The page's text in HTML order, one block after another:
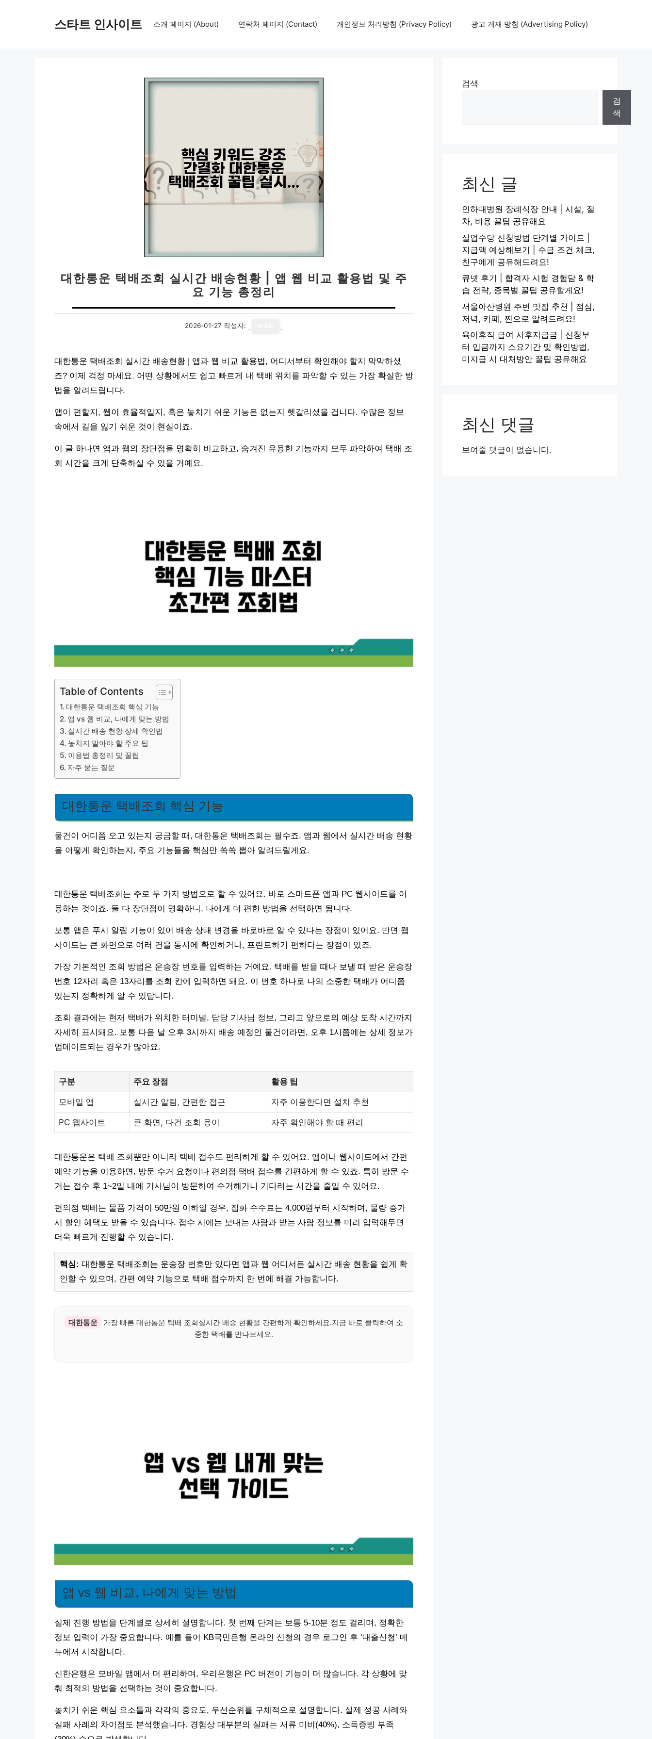
스타트 인사이트 소개 페이지 (About) 연락처 페이지 (Contact) 개인정보 처리방침 (Privacy Policy) 광고 게재 방침 (Advertising Policy)
대한통운 택배조회 실시간 배송현황 | 앱 웹 비교 활용법 및 주
요 기능 총정리
2026-01-27 작성자:
대한통운 택배조회 실시간 배송현황 | 앱과 웹 비교 활용법, 어디서부터 확인해야 할지 막막하셨
죠? 이제 걱정 마세요. 어떤 상황에서도 쉽고 빠르게 내 택배 위치를 파악할 수 있는 가장 확실한 방
법을 알려드립니다.
앱이 편할지, 웹이 효율적일지, 혹은 놓치기 쉬운 기능은 없는지 헷갈리셨을 겁니다. 수많은 정보
속에서 길을 잃기 쉬운 것이 현실이죠.
이 글 하나면 앱과 웹의 장단점을 명확히 비교하고, 숨겨진 유용한 기능까지 모두 파악하여 택배 조
회 시간을 크게 단축하실 수 있을 거예요.
Table of Contents
대한통운 택배조회 핵심 기능
앱 vs 웹 비교, 나에게 맞는 방법
실시간 배송 현황 상세 확인법
놓치지 말아야 할 주요 팁
이용법 총정리 및 꿀팁
자주 묻는 질문
대한통운 택배조회 핵심 기능
물건이 어디쯤 오고 있는지 궁금할 때, 대한통운 택배조회는 필수죠. 앱과 웹에서 실시간 배송 현황
을 어떻게 확인하는지, 주요 기능들을 핵심만 쏙쏙 뽑아 알려드릴게요.
대한통운 택배조회는 주로 두 가지 방법으로 할 수 있어요. 바로 스마트폰 앱과 PC 웹사이트를 이
용하는 것이죠. 둘 다 장단점이 명확하니, 나에게 더 편한 방법을 선택하면 됩니다.
보통 앱은 푸시 알림 기능이 있어 배송 상태 변경을 바로바로 알 수 있다는 장점이 있어요. 반면 웹
사이트는 큰 화면으로 여러 건을 동시에 확인하거나, 프린트하기 편하다는 장점이 있죠.
가장 기본적인 조회 방법은 운송장 번호를 입력하는 거예요. 택배를 받을 때나 보낼 때 받은 운송장
번호 12자리 혹은 13자리를 조회 칸에 입력하면 돼요. 이 번호 하나로 나의 소중한 택배가 어디쯤
있는지 정확하게 알 수 있답니다.
조회 결과에는 현재 택배가 위치한 터미널, 담당 기사님 정보, 그리고 앞으로의 예상 도착 시간까지
자세히 표시돼요. 보통 다음 날 오후 3시까지 배송 예정인 물건이라면, 오후 1시쯤에는 상세 정보가
업데이트되는 경우가 많아요.
구분 주요 장점 활용 팁
모바일 앱 실시간 알림, 간편한 접근 자주 이용한다면 설치 추천
PC 웹사이트 큰 화면, 다건 조회 용이 자주 확인해야 할 때 편리
대한통운은 택배 조회뿐만 아니라 택배 접수도 편리하게 할 수 있어요. 앱이나 웹사이트에서 간편
예약 기능을 이용하면, 방문 수거 요청이나 편의점 택배 접수를 간편하게 할 수 있죠. 특히 방문 수
거는 접수 후 1~2일 내에 기사님이 방문하여 수거해가니 기다리는 시간을 줄일 수 있어요.
편의점 택배는 물품 가격이 50만원 이하일 경우, 집화 수수료는 4,000원부터 시작하며, 물량 증가
시 할인 혜택도 받을 수 있습니다. 접수 시에는 보내는 사람과 받는 사람 정보를 미리 입력해두면
더욱 빠르게 진행할 수 있습니다.
핵심: 대한통운 택배조회는 운송장 번호만 있다면 앱과 웹 어디서든 실시간 배송 현황을 쉽게 확
인할 수 있으며, 간편 예약 기능으로 택배 접수까지 한 번에 해결 가능합니다.
대한통운
가장 빠른 대한통운 택배 조회실시간 배송 현황을 간편하게 확인하세요.지금 바로 클릭하여 소
중한 택배를 만나보세요.
앱 vs 웹 비교, 나에게 맞는 방법
실제 진행 방법을 단계별로 상세히 설명합니다. 첫 번째 단계는 보통 5-10분 정도 걸리며, 정확한
정보 입력이 가장 중요합니다. 예를 들어 KB국민은행 온라인 신청의 경우 로그인 후 ‘대출신청’ 메
뉴에서 시작합니다.
신한은행은 모바일 앱에서 더 편리하며, 우리은행은 PC 버전이 기능이 더 많습니다. 각 상황에 맞
춰 최적의 방법을 선택하는 것이 중요합니다.
놓치기 쉬운 핵심 요소들과 각각의 중요도, 우선순위를 구체적으로 설명합니다. 실제 성공 사례와
실패 사례의 차이점도 분석했습니다. 경험상 대부분의 실패는 서류 미비(40%), 소득증빙 부족
검색
검
색
최신 글
인하대병원 장례식장 안내 | 시설, 절
차, 비용 꿀팁 공유해요
실업수당 신청방법 단계별 가이드 |
지급액 예상해보기 | 수급 조건 체크,
친구에게 공유해드려요!
큐넷 후기 | 합격자 시험 경험담 & 학
습 전략, 종목별 꿀팁 공유할게요!
서울아산병원 주변 맛집 추천 | 점심,
저녁, 카페, 찐으로 알려드려요!
육아휴직 급여 사후지급금 | 신청부
터 입금까지 소요기간 및 확인방법,
미지급 시 대처방안 꿀팁 공유해요
최신 댓글
보여줄 댓글이 없습니다.